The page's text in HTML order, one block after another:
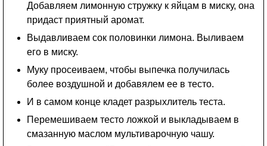
Добавляем лимонную стружку к яйцам в миску, она
придаст приятный аромат.
Выдавливаем сок половинки лимона. Выливаем
его в миску.
Муку просеиваем, чтобы выпечка получилась
более воздушной и добавялем ее в тесто.
И в самом конце кладет разрыхлитель теста.
Перемешиваем тесто ложкой и выкладываем в
смазанную маслом мультиварочную чашу.